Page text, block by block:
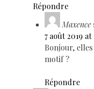
Répondre
Maxence
7 août 2019
Bonjour,
motif ?
Répondre